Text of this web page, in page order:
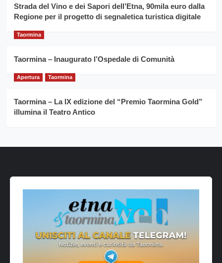
Strada del Vino e dei Sapori dell’Etna, 90mila euro dalla
Regione per il progetto di segnaletica turistica digitale
Taormina
Taormina – Inaugurato l’Ospedale di Comunità
Apertura Taormina
Taormina – La IX edizione del “Premio Taormina Gold”
illumina il Teatro Antico